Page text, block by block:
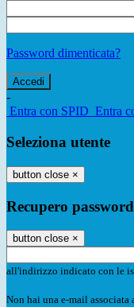
Password dimenticata?
-
Entra con SPID Entra
Seleziona utente
button close ×
Recupero password
button close ×
all'indirizzo indicato con le
Non hai una e-mail